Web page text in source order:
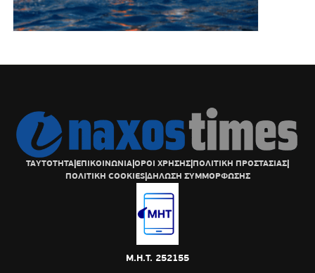
ΤΑΥΤΟΤΗΤΑ|ΕΠΙΚΟΙΝΩΝΙΑ|ΟΡΟΙ ΧΡΗΣΗΣ|ΠΟΛΙΤΙΚΗ ΠΡΟΣΤΑΣΙΑΣ|
ΠΟΛΙΤΙΚΗ COOKIES|ΔΗΛΩΣΗ ΣΥΜΜΟΡΦΩΣΗΣ
Μ.Η.Τ. 252155